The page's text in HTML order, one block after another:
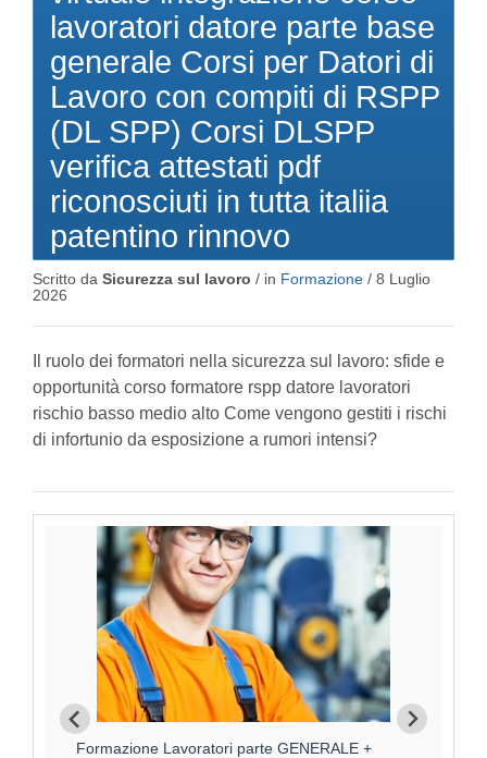
lavoratori datore parte base
generale Corsi per Datori di
Lavoro con compiti di RSPP
(DL SPP) Corsi DLSPP
verifica attestati pdf
riconosciuti in tutta italiia
patentino rinnovo
Scritto da Sicurezza sul lavoro / in Formazione / 8 Luglio
2026
Il ruolo dei formatori nella sicurezza sul lavoro: sfide e
opportunità corso formatore rspp datore lavoratori
rischio basso medio alto Come vengono gestiti i rischi
di infortunio da esposizione a rumori intensi?
Formazione Lavoratori parte GENERALE +